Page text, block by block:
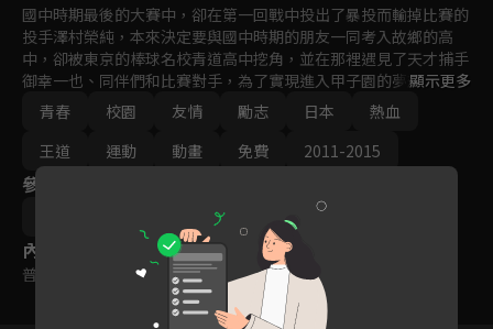
國中時期最後的大賽中，卻在第一回戰中投出了暴投而輸掉比賽的
投手澤村榮純，本來決定要與國中時期的朋友一同考入故鄉的高
中，卻被東京的棒球名校青道高中挖角，並在那裡遇見了天才捕手
御幸一也、同伴們和比賽對手，為了實現進入甲子園的夢想澤村榮
純下定決心加強鍛鍊，努力達到自己的目標。
顯示更多
青春
校園 友情 勵志 日本
熱血
王道
運動 動畫 免費 2011-2015
參與演員
內容標籤
普遍級